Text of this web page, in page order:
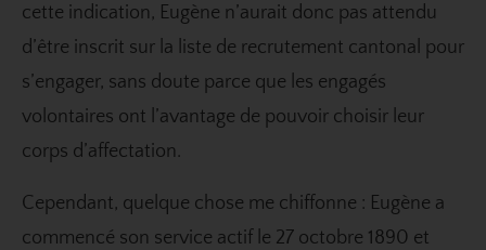
cette indication, Eugène n’aurait donc pas attendu
d’être inscrit sur la liste de recrutement cantonal pour
s’engager, sans doute parce que les engagés
volontaires ont l’avantage de pouvoir choisir leur
corps d’affectation.
Cependant, quelque chose me chiffonne : Eugène a
commencé son service actif le 27 octobre 1890 et